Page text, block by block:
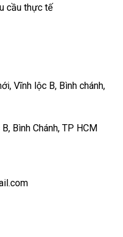
cầu thực tế
Vĩnh lộc B, Bình chánh,
Bình Chánh, TP HCM